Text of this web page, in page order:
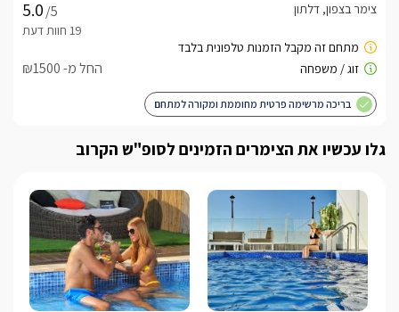
/5
צימר בצפון, דלתון
החל מ- ₪1500
בריכה מרשימה פרטית מחוממת ומקורה למתחם
גלו עכשיו את הצימרים הזמינים לסופ"ש הקרוב